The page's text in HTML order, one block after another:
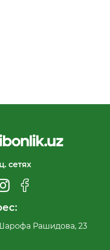
сетях
Рашидова, 23